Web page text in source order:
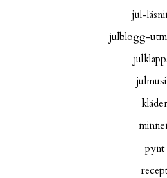
jul-
julblogg-
kläder
pynt